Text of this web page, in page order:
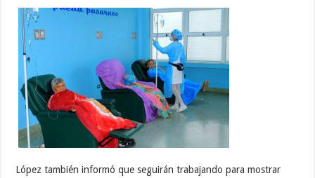
López también informó que seguirán trabajando para mostrar